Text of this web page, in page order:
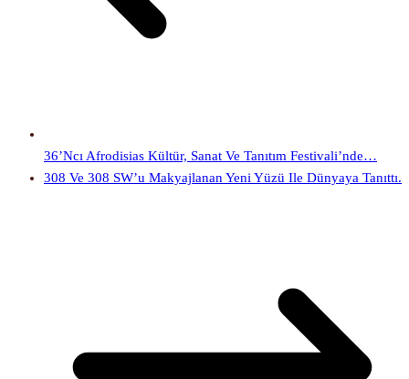
36’ncı Afrodisias Kültür, Sanat Ve Tanıtım Festivali’nde…
308 Ve 308 SW’u Makyajlanan Yeni Yüzü Ile Dünyaya Tanıttı.